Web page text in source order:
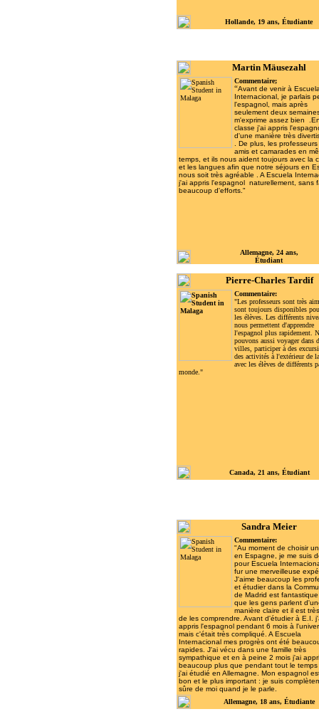
Hollande, 19 ans, Étudiante
Martin Mäusezahl
Commentaire;
“Avant de venir à
Internacional, je parlais
l'espagnol, mais après
seulement deux
m'exprime assez bien
classe j'ai appris
d'une manière très
. De plus, les
amis et camarades en
temps, et ils nous aident toujours avec la
et les langues afin que notre séjours en
nous soit très agréable . A Escuela
j'ai appris l'espagnol naturellement, sans
beaucoup d'efforts."
Allemagne, 24 ans,
Étudiant
Pierre-Charles Tardif
Commentaire:
"Les professeurs sont très
sont toujours disponibles
les élèves. Les différents
nous permettent d'apprendre
l'espagnol plus rapidement.
pouvons aussi voyager dans
villes, participer à des
des activités à l'extérieur de
avec les élèves de différents
monde."
Canada, 21 ans, Étudiant
Sandra Meier
Commentaire:
"Au moment de choisir
en Espagne, je me suis
pour Escuela
fur une merveilleuse
J'aime beaucoup les
et étudier dans la
de Madrid est
que les gens parlent
manière claire et il est
de les comprendre. Avant d'étudier à E.I.
appris l'espagnol pendant 6 mois à
mais c'était très compliqué. A Escuela
Internacional mes progrès ont été
rapides. J'ai vécu dans une famille très
sympathique et en à peine 2 mois j'ai
beaucoup plus que pendant tout le
j'ai étudié en Allemagne. Mon espagnol
bon et le plus important : je suis
sûre de moi quand je le parle.
Allemagne, 18 ans, Étudiante